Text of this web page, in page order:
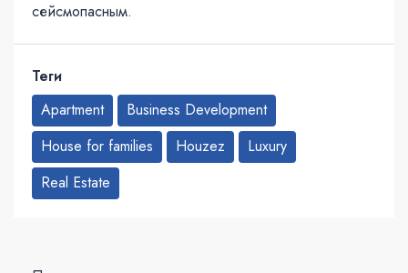
сейсмопасным.
Теги
Apartment
Business Development
House for families
Houzez
Luxury
Real Estate